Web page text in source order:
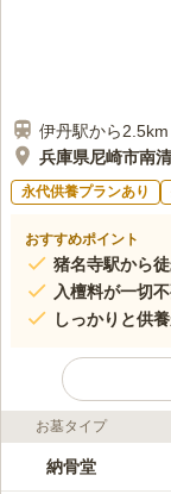
伊丹駅から2.5km
兵庫県尼崎市南
永代供養プランあり
おすすめポイント
猪名寺駅から
入檀料が一切
しっかりと供
ライフドット編集部の
専正寺は浄
お墓タイプ
納骨堂